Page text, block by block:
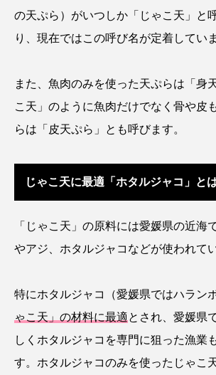
カレイ カワウソ カワハギ
キジハタ キス キチヌ
クサガメ クジラ クニマス
クモギンポ クラゲ クルマ
クロスジギンポ クロソイ
クロツラヘラサギ クロマグロ
グラミー グルクン ケブカ
ケープペンギン ゲンゴロウ
の天ぷら）がいつしか「じゃこ天」と
り、現在ではこの呼び名が定着していま
また、魚肉のみを使った天ぷらは「身
こ天」のように魚肉だけでなく骨や皮
らは「皮天ぷら」とも呼びます。
じゃこ天に最適「ホタルジャコ」と
「じゃこ天」の原料には愛媛県の近海
やアジ、ホタルジャコなどが使われて
特にホタルジャコ（愛媛県ではハラン
ゃこ天」の材料に最適とされ、愛媛県
しくホタルジャコを専門に狙った漁業
す。ホタルジャコのみを使ったじゃこ